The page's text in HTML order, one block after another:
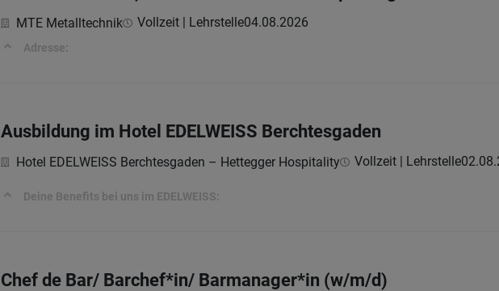
MTE Metalltechnik Vollzeit | Lehrstelle04.08.2026
Adresse:
Ausbildung im Hotel EDELWEISS Berchtesgaden
Hotel EDELWEISS Berchtesgaden – Hettegger Hospitality Vollzeit | Lehrstelle
Deine Benefits bei uns im EDELWEISS:
Chef de Bar/ Barchef*in/ Barmanager*in (w/m/d)